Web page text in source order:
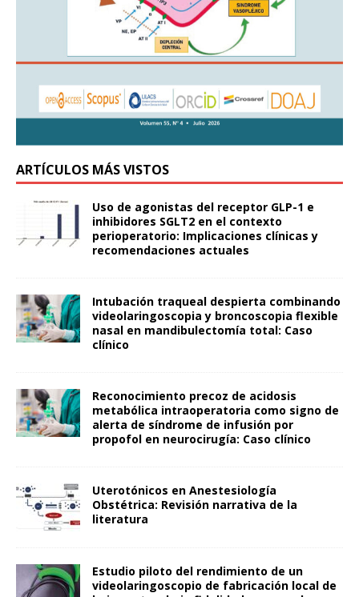
ARTÍCULOS MÁS VISTOS
Uso de agonistas del receptor GLP-1 e
inhibidores SGLT2 en el contexto
perioperatorio: Implicaciones clínicas y
recomendaciones actuales
Intubación traqueal despierta combinando
videolaringoscopia y broncoscopia flexible
nasal en mandibulectomía total: Caso
clínico
Reconocimiento precoz de acidosis
metabólica intraoperatoria como signo de
alerta de síndrome de infusión por
propofol en neurocirugía: Caso clínico
Uterotónicos en Anestesiología
Obstétrica: Revisión narrativa de la
literatura
Estudio piloto del rendimiento de un
videolaringoscopio de fabricación local de